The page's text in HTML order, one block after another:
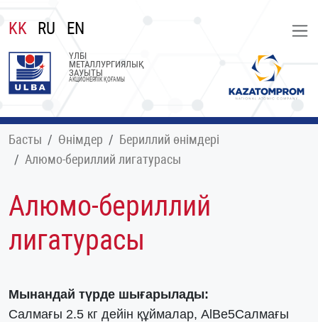
KK RU EN
ҮЛБІ
МЕТАЛЛУРГИЯЛЫҚ
ЗАУЫТЫ
АКЦИОНЕРЛІК ҚОҒАМЫ
Басты Өнімдер
Бериллий өнімдері
Алюмо-бериллий лигатурасы
Алюмо-бериллий
лигатурасы
Мынандай түрде шығарылады:
Салмағы 2.5 кг дейін құймалар, AlBe5Салмағы